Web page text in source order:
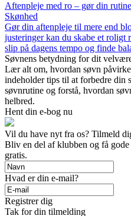
Aftenpleje med ro – gør din
Skønhed
Gør din aftenpleje til mere end
justeringer kan du skabe et
slip på dagens tempo og finde
Søvnens betydning for dit
Lær alt om, hvordan søvn
indeholder tips til at forbedre din
søvnrutine og forstå, hvordan
helbred.
Hent din e-bog nu
Vil du have nyt fra os? Tilmeld
Bliv en del af klubben og få
gratis.
Hvad er din e-mail?
Registrer dig
Tak for din tilmelding